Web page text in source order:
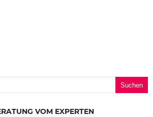
VOM EXPERTEN